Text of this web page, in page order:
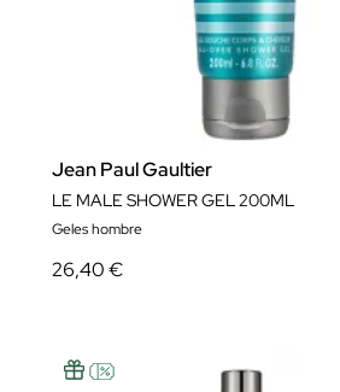
Jean Paul Gaultier
LE MALE SHOWER GEL 200ML
Geles hombre
26,40 €